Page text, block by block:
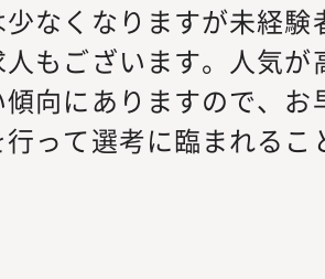
少なくなりますが未経
人もございます。人気
傾向にありますので、
行って選考に臨まれる